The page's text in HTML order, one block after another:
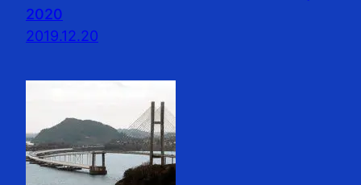
2020
2019.12.20